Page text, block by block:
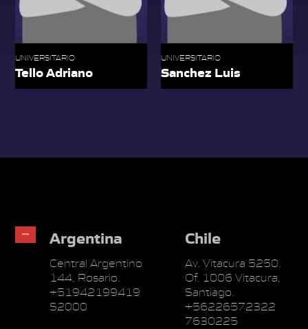
UNIVERSITARIO
Tello Adriano
UNIVERSITARIO
Sanchez Luis
Argentina
Central Argentino
144, Rosario.
+51942199419
S2000
Chile
Av. Vitacura 5250.
Of. 1006 Vitacura,
Santiago.
+56226572322
7630225